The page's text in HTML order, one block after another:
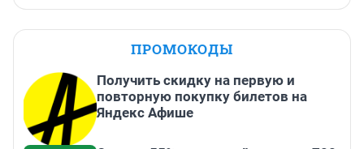
ПРОМОКОДЫ
Получить скидку на первую и
повторную покупку билетов на
Яндекс Афише